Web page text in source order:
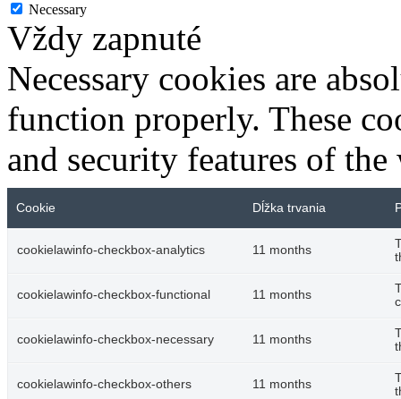
Necessary
Vždy zapnuté
Necessary cookies are
function properly. These
and security features of
Cookie Dĺžka trvania
cookielawinfo-checkbox-analytics 11 months
cookielawinfo-checkbox-functional 11 months
cookielawinfo-checkbox-necessary 11 months
cookielawinfo-checkbox-others 11 months